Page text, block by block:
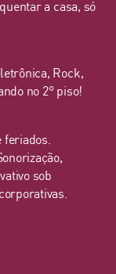
a casa, só
Rock,
no 2° piso!
feriados.
sob